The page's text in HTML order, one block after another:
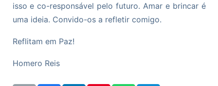
isso e co-responsável pelo futuro. Amar e brincar é
uma ideia. Convido-os a refletir comigo.
Reflitam em Paz!
Homero Reis